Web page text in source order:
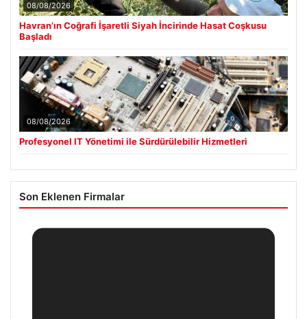
08/08/2026
Havran’ın Coğrafi İşaretli Siyah İncirinde Hasat Coşkusu
Başladı
08/08/2026
Profesyonel IT Yönetimi ile Sürdürülebilir Hizmetleri
Son Eklenen Firmalar